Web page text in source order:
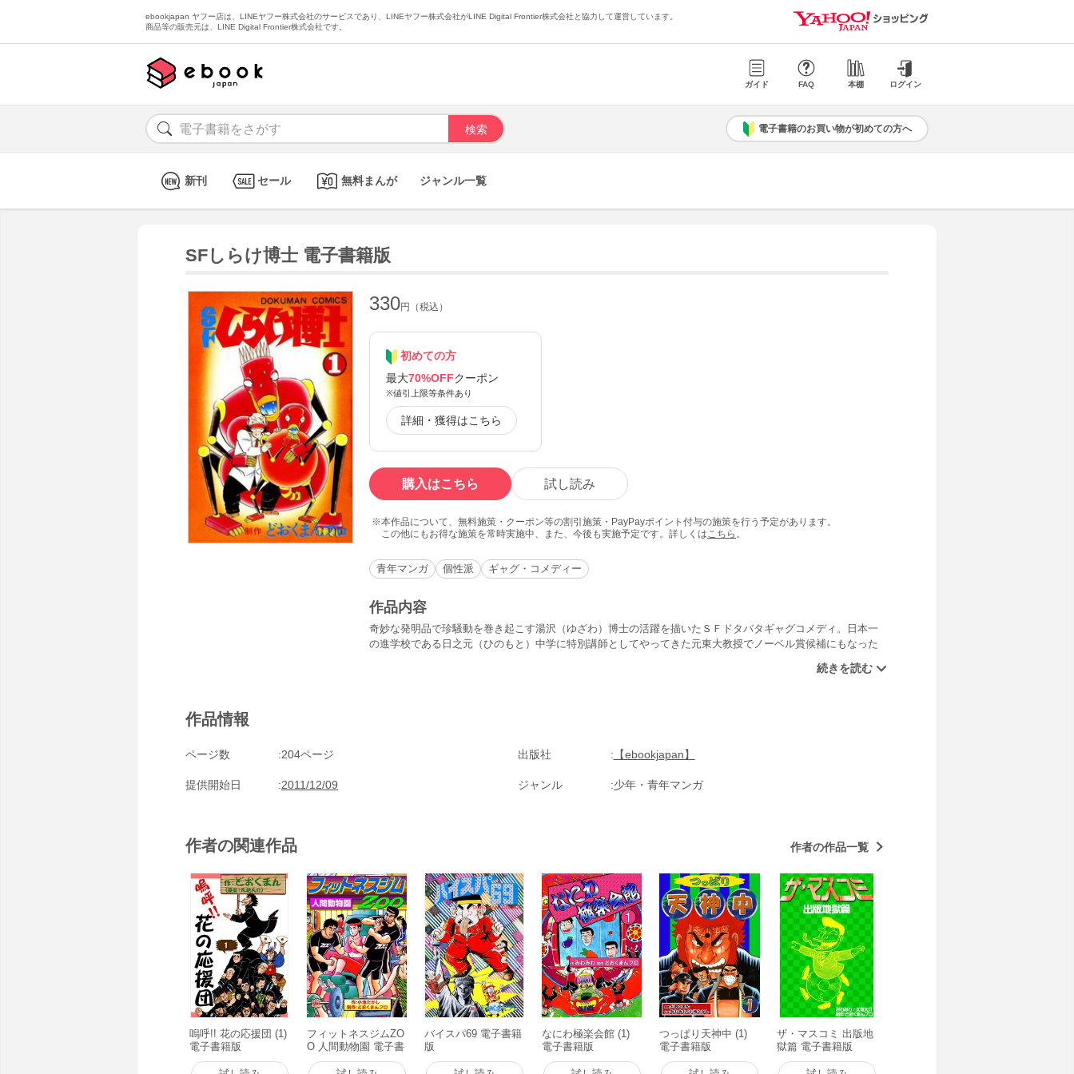
ebookjapan ヤフー店は、LINEヤフー株式会社のサービスであり、LINEヤフー株式会社がLINE Digital Frontier株式会社と協力して運営しています。
商品等の販売元は、LINE Digital Frontier株式会社です。
ガイド FAQ 本棚 ログイン
電子書籍のお買い物が初めての方へ
新刊 セール 無料まんが ジャンル一覧
SFしらけ博士 電子書籍版
330円（税込）
初めての方
最大70%OFFクーポン
※値引上限等条件あり
詳細・獲得はこちら
購入はこちら 試し読み
本作品について、無料施策・クーポン等の割引施策・PayPayポイント付与の施策を行う予定があります。
この他にもお得な施策を常時実施中、また、今後も実施予定です。詳しくは こちら 。
青年マンガ 個性派 ギャグ・コメディー
作品内容
奇妙な発明品で珍騒動を巻き起こす湯沢（ゆざわ）博士の活躍を描いたＳＦドタバタギャグコメディ。日本一
の進学校である日之元（ひのもと）中学に特別講師としてやってきた元東大教授でノーベル賞候補にもなった
作品情報
ページ数 204ページ 出版社 【ebookjapan】
提供開始日 2011/12/09 ジャンル 少年・青年マンガ
作者の関連作品 作者の作品一覧
嗚呼!! 花の応援団 (1)
電子書籍版
フィットネスジムZO
O 人間動物園 電子書
籍版
バイスパ69 電子書籍
版
なにわ極楽会館 (1)
電子書籍版
つっぱり天神中 (1)
電子書籍版
ザ・マスコミ 出版地
獄篇 電子書籍版